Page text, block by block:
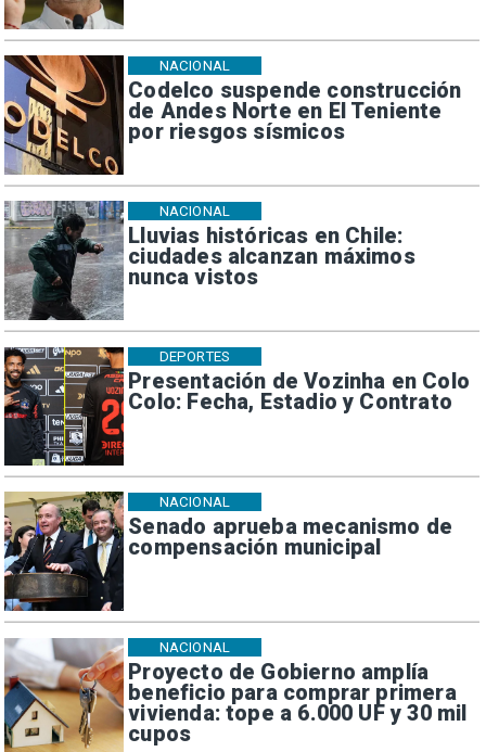
Codelco suspende construcción
de Andes Norte en El Teniente
por riesgos sísmicos
NACIONAL
Lluvias históricas en Chile:
ciudades alcanzan máximos
nunca vistos
NACIONAL
Presentación de Vozinha en Colo
Colo: Fecha, Estadio y Contrato
DEPORTES
Senado aprueba mecanismo de
compensación municipal
NACIONAL
Proyecto de Gobierno amplía
beneficio para comprar primera
vivienda: tope a 6.000 UF y 30 mil
cupos
NACIONAL